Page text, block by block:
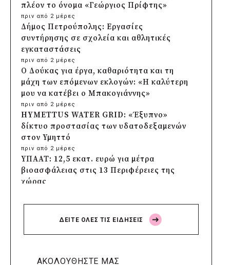
πλέον το όνομα «Γεώργιος Πρίφτης»
πριν από 2 μέρες
Δήμος Πετρούπολης: Εργασίες
συντήρησης σε σχολεία και αθλητικές
εγκαταστάσεις
πριν από 2 μέρες
Ο Δούκας για έργα, καθαριότητα και τη
μάχη των επόμενων εκλογών: «Η καλύτερη
μου να κατέβει ο Μπακογιάννης»
πριν από 2 μέρες
HYMETTUS WATER GRID: «Έξυπνο»
δίκτυο προστασίας των υδατοδεξαμενών
στον Υμηττό
πριν από 2 μέρες
ΥΠΑΑΤ: 12,5 εκατ. ευρώ για μέτρα
βιοασφάλειας στις 13 Περιφέρειες της
χώρας
Πρέσπεια 2026: Έξι ημέρες πολιτισμού,
μουσικής και γαστρονομίας στη Φλώρινα
Δήμος Πέλλας: Σε προσωρινή αναστολή
πριν από 2 μέρες
ΔΕΙΤΕ ΟΛΕΣ ΤΙΣ ΕΙΔΗΣΕΙΣ
ΑΚΟΛΟΥΘΗΣΤΕ ΜΑΣ